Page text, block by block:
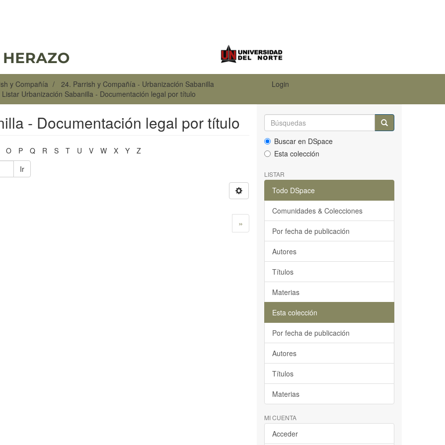
y Compañía
24. Parrish y Compañía - Urbanización Sabanilla
Listar Urbanización Sabanilla - Documentación legal por título
Login
- Documentación legal por título
O P Q R S T U V W X Y
Z
Ir
»
Buscar en DSpace
Esta colección
LISTAR
Todo DSpace
Comunidades & Colecciones
Por fecha de publicación
Autores
Títulos
Materias
Esta colección
Por fecha de publicación
Autores
Títulos
Materias
MI CUENTA
Acceder